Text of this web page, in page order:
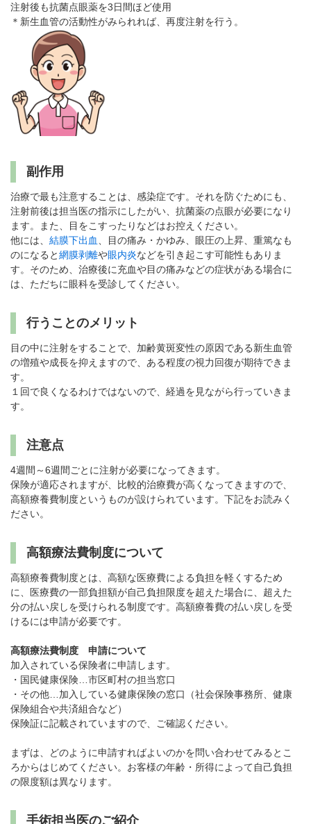
注射後も抗菌点眼薬を3日間ほど使用
＊新生血管の活動性がみられれば、再度注射を行う。
副作用
治療で最も注意することは、感染症です。それを防ぐためにも、
注射前後は担当医の指示にしたがい、抗菌薬の点眼が必要になり
ます。また、目をこすったりなどはお控えください。
他には、 結膜下出血
、目の痛み・かゆみ、眼圧の上昇、重篤なも
のになると網膜剥離や眼内炎などを引き起こす可能性もありま
す。そのため、治療後に充血や目の痛みなどの症状がある場合に
は、ただちに眼科を受診してください。
行うことのメリット
目の中に注射をすることで、加齢黄斑変性の原因である新生血管
の増殖や成長を抑えますので、ある程度の視力回復が期待できま
す。
１回で良くなるわけではないので、経過を見ながら行っていきま
す。
注意点
4週間～6週間ごとに注射が必要になってきます。
保険が適応されますが、比較的治療費が高くなってきますので、
高額療養費制度というものが設けられています。下記をお読みく
ださい。
高額療法費制度について
高額療養費制度とは、高額な医療費による負担を軽くするため
に、医療費の一部負担額が自己負担限度を超えた場合に、超えた
分の払い戻しを受けられる制度です。高額療養費の払い戻しを受
けるには申請が必要です。
高額療法費制度 申請について
加入されている保険者に申請します。
・国民健康保険…市区町村の担当窓口
・その他…加入している健康保険の窓口（社会保険事務所、健康
保険組合や共済組合など）
保険証に記載されていますので、ご確認ください。
まずは、どのように申請すればよいのかを問い合わせてみるとこ
ろからはじめてください。お客様の年齢・所得によって自己負担
の限度額は異なります。
手術担当医のご紹介